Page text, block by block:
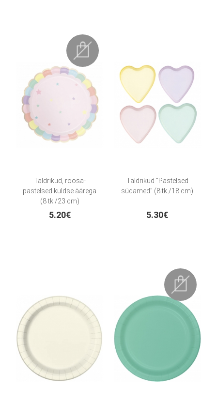
Taldrikud, roosa-
pastelsed kuldse äärega
(8 tk./23 cm)
5.20€
Taldrikud "Pastelsed
südamed" (8 tk./18 cm)
5.30€